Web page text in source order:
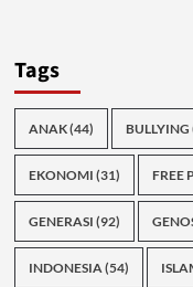
Tags
ANAK(44) BULLYING
EKONOMI (31) FREE
GENERASI (92)
INDONESIA(54)